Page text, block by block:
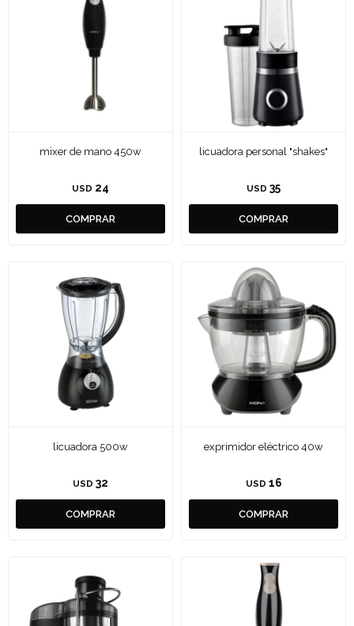
mixer de mano 450w
USD 24
licuadora personal "shakes"
USD 35
licuadora 500w
USD 32
exprimidor eléctrico 40w
USD 16